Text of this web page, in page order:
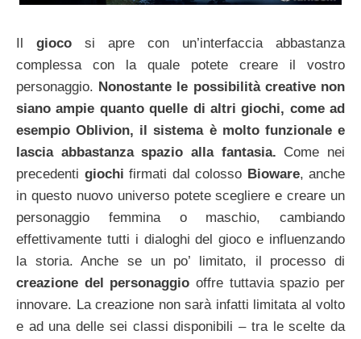
Il gioco si apre con un’interfaccia abbastanza
complessa con la quale potete creare il vostro
personaggio. Nonostante le possibilità creative non
siano ampie quanto quelle di altri giochi, come ad
esempio Oblivion, il sistema è molto funzionale e
lascia abbastanza spazio alla fantasia. Come nei
precedenti giochi firmati dal colosso Bioware, anche
in questo nuovo universo potete scegliere e creare un
personaggio femmina o maschio, cambiando
effettivamente tutti i dialoghi del gioco e influenzando
la storia. Anche se un po’ limitato, il processo di
creazione del personaggio offre tuttavia spazio per
innovare. La creazione non sarà infatti limitata al volto
e ad una delle sei classi disponibili – tra le scelte da